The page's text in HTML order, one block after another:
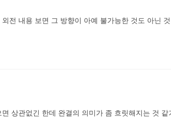
전 내용 보면 그 방향이 아예 불가능한 것도 아닌
상관없긴 한데 완결의 의미가 좀 흐릿해지는 것 같